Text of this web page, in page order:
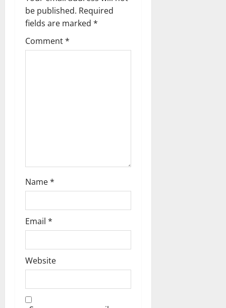
a
t
be published. Required
fields are marked *
Comment*
Name*
Email *
Website